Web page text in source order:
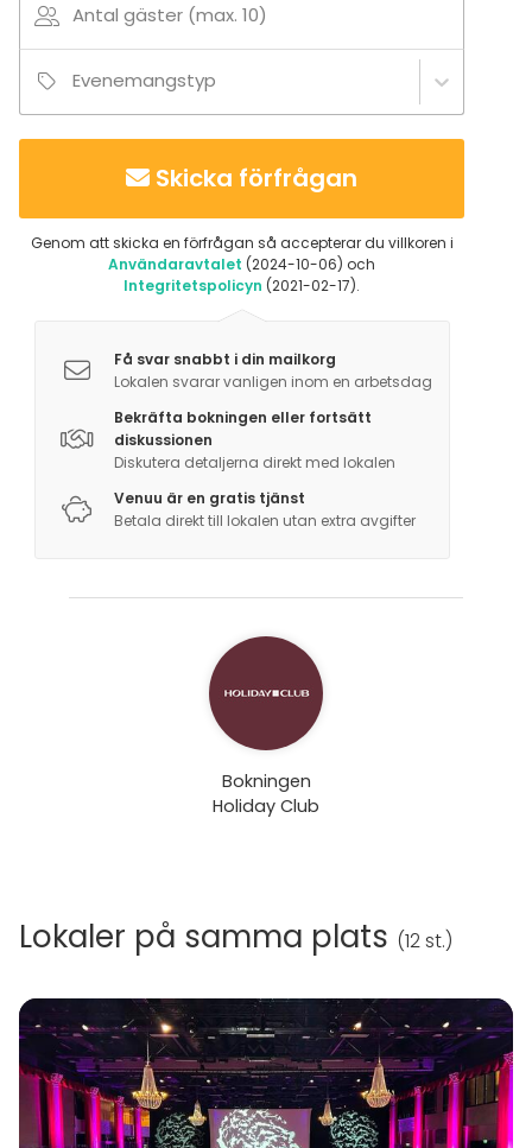
Antal gäster (max. 10)
Evenemangstyp
Skicka förfrågan
Genom att skicka en förfrågan så accepterar du villkoren i
Användaravtalet (2024-10-06) och
Integritetspolicyn (2021-02-17).
Få svar snabbt i din mailkorg
Lokalen svarar vanligen inom en arbetsdag
Bekräfta bokningen eller fortsätt
diskussionen
Diskutera detaljerna direkt med lokalen
Venuu är en gratis tjänst
Betala direkt till lokalen utan extra avgifter
Bokningen
Holiday Club
Lokaler på samma plats (12 st.)